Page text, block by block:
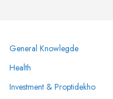
General Knowlegde
Health
Investment & Proptidekho